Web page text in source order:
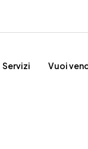
Servizi Vuoi